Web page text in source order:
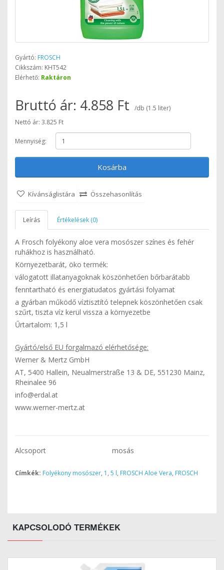
Gyártó: FROSCH
Cikkszám: KHT542
Elérhető: Raktáron
Bruttó ár: 4.858 Ft
/db (1.5 liter)
Nettó ár: 3.825 Ft
Mennyiség:
Kosárba
Kívánságlistára Összehasonlítás
Leírás Értékelések (0)
A Frosch folyékony aloe vera mosószer színes és fehér
ruhákhoz is használható.
Környezetbarát, öko termék:
válogatott illatanyagoknak köszönhetően bőrbarátabb
fenntartható és energiatudatos gyártási folyamat
a gyárban működő víztisztító telepnek köszönhetően csak
szűrt, tiszta víz kerül vissza a környezetbe
Űrtartalom: 1,5 l
Gyártó/első EU forgalmazó elérhetősége:
Werner & Mertz GmbH
AT, 5400 Hallein, Neualmerstraße 13 & DE, 551230 Mainz,
Rheinalee 96
info@erdal.at
www.werner-mertz.at
Alcsoport mosás
Címkék: Folyékony mosószer, 1 , 5 l, FROSCH Aloe Vera, FROSCH
KAPCSOLODÓ TERMÉKEK